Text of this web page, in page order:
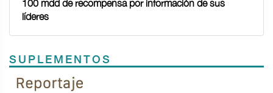
100 mdd de recompensa por información de sus
líderes
SUPLEMENTOS